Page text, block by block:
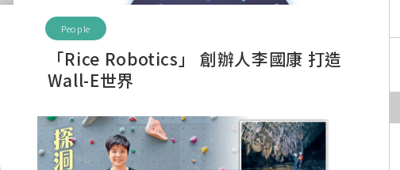
People
「Rice Robotics」 創辦人李國康 打造
Wall-E世界